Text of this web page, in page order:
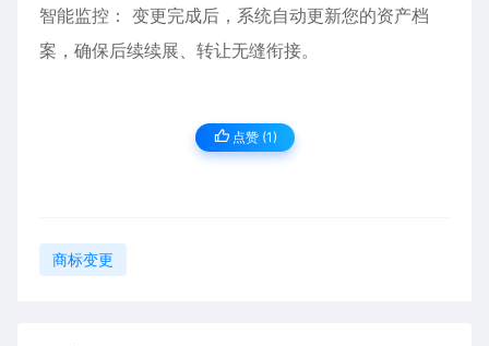
智能监控： 变更完成后，系统自动更新您的资产档
案，确保后续续展、转让无缝衔接。
点赞 (1)
商标变更